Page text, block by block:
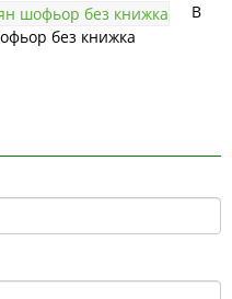
В
без книжка